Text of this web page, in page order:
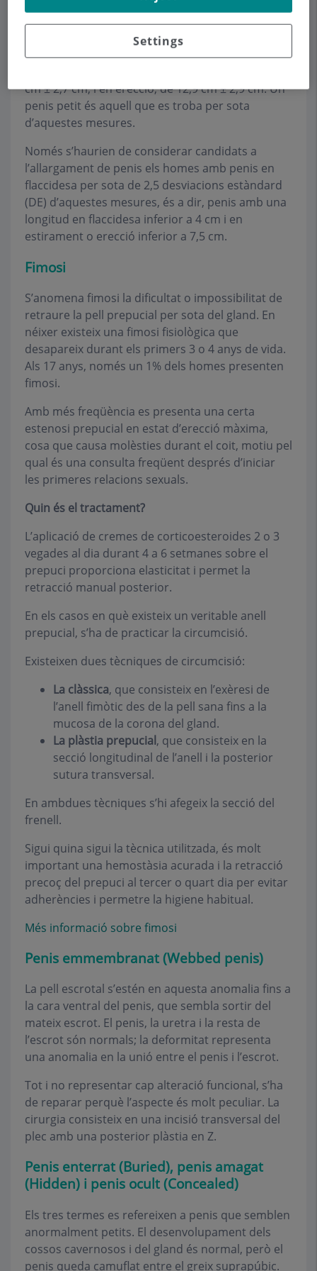
la mida en erecció. En canvi, la mida del penis
estirat sí que es relaciona amb la mida en erecció.
Es considera que la mida mitjana del penis en
cm ± 2,7 cm; i en erecció, de 12,9 cm ± 2,9 cm. Un
penis petit és aquell que es troba per sota
d’aquestes mesures.
Només s’haurien de considerar candidats a
l’allargament de penis els homes amb penis en
flaccidesa per sota de 2,5 desviacions estàndard
(DE) d’aquestes mesures, és a dir, penis amb una
longitud en flaccidesa inferior a 4 cm i en
estirament o erecció inferior a 7,5 cm.
Fimosi
S’anomena fimosi la dificultat o impossibilitat de
retraure la pell prepucial per sota del gland. En
néixer existeix una fimosi fisiològica que
desapareix durant els primers 3 o 4 anys de vida.
Als 17 anys, només un 1% dels homes presenten
fimosi.
Amb més freqüència es presenta una certa
estenosi prepucial en estat d’erecció màxima,
cosa que causa molèsties durant el coit, motiu pel
qual és una consulta freqüent després d’iniciar
les primeres relacions sexuals.
Quin és el tractament?
L’aplicació de cremes de corticoesteroides 2 o 3
vegades al dia durant 4 a 6 setmanes sobre el
prepuci proporciona elasticitat i permet la
retracció manual posterior.
En els casos en què existeix un veritable anell
prepucial, s’ha de practicar la circumcisió.
Existeixen dues tècniques de circumcisió:
La clàssica, que consisteix en l’exèresi de
l’anell fimòtic des de la pell sana fins a la
mucosa de la corona del gland.
La plàstia prepucial, que consisteix en la
secció longitudinal de l’anell i la posterior
sutura transversal.
En ambdues tècniques s’hi afegeix la secció del
frenell.
Sigui quina sigui la tècnica utilitzada, és molt
important una hemostàsia acurada i la retracció
precoç del prepuci al tercer o quart dia per evitar
adherències i permetre la higiene habitual.
Més informació sobre fimosi
Penis emmembranat (Webbed penis)
La pell escrotal s’estén en aquesta anomalia fins a
la cara ventral del penis, que sembla sortir del
mateix escrot. El penis, la uretra i la resta de
l’escrot són normals; la deformitat representa
una anomalia en la unió entre el penis i l’escrot.
Tot i no representar cap alteració funcional, s’ha
de reparar perquè l’aspecte és molt peculiar. La
cirurgia consisteix en una incisió transversal del
plec amb una posterior plàstia en Z.
Penis enterrat (Buried), penis amagat
(Hidden) i penis ocult (Concealed)
Els tres termes es refereixen a penis que semblen
anormalment petits. El desenvolupament dels
cossos cavernosos i del gland és normal, però el
penis queda camuflat entre el greix suprapúbic.
Settings